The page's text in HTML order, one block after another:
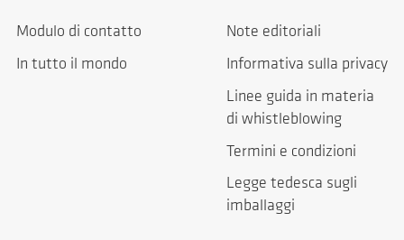
Modulo di contatto
In tutto il mondo
Note editoriali
Informativa sulla privacy
Linee guida in materia
di whistleblowing
Termini e condizioni
Legge tedesca sugli
imballaggi